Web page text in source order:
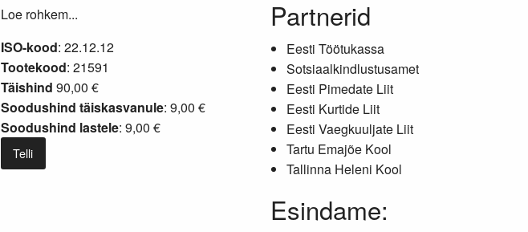
Loe rohkem...
ISO-kood: 22.12.12
Tootekood: 21591
Täishind 90,00 €
Soodushind täiskasvanule: 9,00 €
Soodushind lastele: 9,00 €
Telli
Partnerid
Eesti Töötukassa
Sotsiaalkindlustusamet
Eesti Pimedate Liit
Eesti Kurtide Liit
Eesti Vaegkuuljate Liit
Tartu Emajõe Kool
Tallinna Heleni Kool
Esindame: